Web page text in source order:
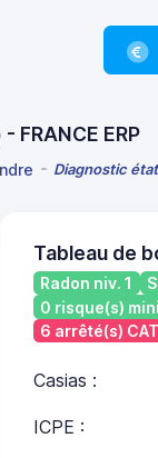
FRANCE ERP
Diagnostic
Tableau de
Radon niv. 1
0 risque(s)
6 arrêté(s)
Casias :
ICPE :